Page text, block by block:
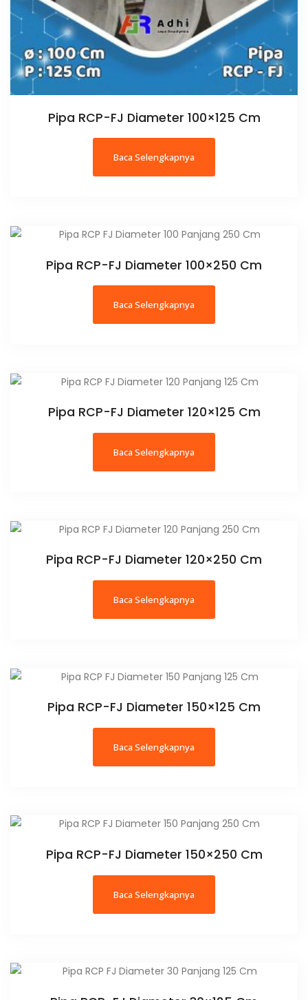
Pipa RCP-FJ Diameter 100×125 Cm
Baca Selengkapnya
Pipa RCP-FJ Diameter 100×250 Cm
Baca Selengkapnya
Pipa RCP-FJ Diameter 120×125 Cm
Baca Selengkapnya
Pipa RCP-FJ Diameter 120×250 Cm
Baca Selengkapnya
Pipa RCP-FJ Diameter 150×125 Cm
Baca Selengkapnya
Pipa RCP-FJ Diameter 150×250 Cm
Baca Selengkapnya